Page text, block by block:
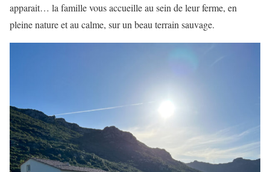
apparait… la famille vous accueille au sein de leur ferme, en
pleine nature et au calme, sur un beau terrain sauvage.